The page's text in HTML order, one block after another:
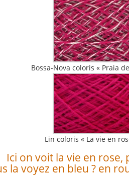
Bossa-Nova coloris « Praia
Lin coloris « La vie en
Ici on voit la vie en rose,
la voyez en bleu ? en